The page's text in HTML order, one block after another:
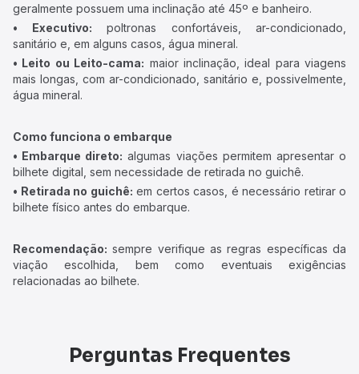
geralmente possuem uma inclinação até 45º e banheiro.
• Executivo: poltronas confortáveis, ar-condicionado,
sanitário e, em alguns casos, água mineral.
• Leito ou Leito-cama: maior inclinação, ideal para viagens
mais longas, com ar-condicionado, sanitário e, possivelmente,
água mineral.
Como funciona o embarque
• Embarque direto: algumas viações permitem apresentar o
bilhete digital, sem necessidade de retirada no guichê.
• Retirada no guichê: em certos casos, é necessário retirar o
bilhete físico antes do embarque.
Recomendação: sempre verifique as regras específicas da
viação escolhida, bem como eventuais exigências
relacionadas ao bilhete.
Perguntas Frequentes